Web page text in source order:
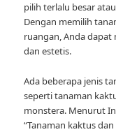
pilih terlalu besar
Dengan memilih
ruangan, Anda
dan estetis.
Ada beberapa jenis
seperti tanaman
monstera. Menurut
“Tanaman kaktus